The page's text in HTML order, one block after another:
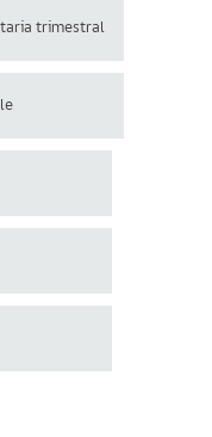
trimestral